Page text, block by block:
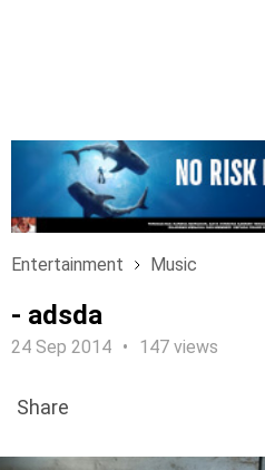
Entertainment Music
- adsda
24 Sep 2014 147 views
Share